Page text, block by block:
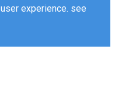
experience. see